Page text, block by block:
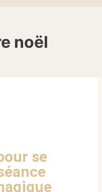
noël
se